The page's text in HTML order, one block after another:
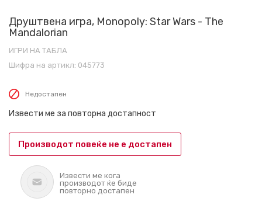
Друштвена игра, Monopoly: Star Wars - The
Mandalorian
ИГРИ НА ТАБЛА
Шифра на артикл: 045773
Недостапен
Извести ме за повторна достапност
Производот повеќе не е достапен
Извести ме кога
производот ќе биде
повторно достапен